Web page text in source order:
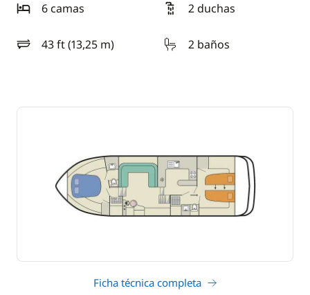
6 camas
2 duchas
43 ft (13,25 m)
eslora 2 baños
Ficha técnica completa